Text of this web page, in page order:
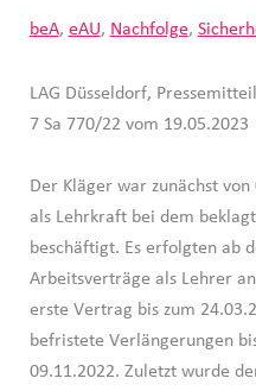
beA, eAU, Nachfolge,
LAG Düsseldorf,
7 Sa 770/22 vom 19.05.2023
Der Kläger war zunächst
als Lehrkraft bei dem
beschäftigt. Es erfolgten ab
Arbeitsverträge als Lehrer
erste Vertrag bis zum
befristete Verlängerungen
09.11.2022. Zuletzt wurde